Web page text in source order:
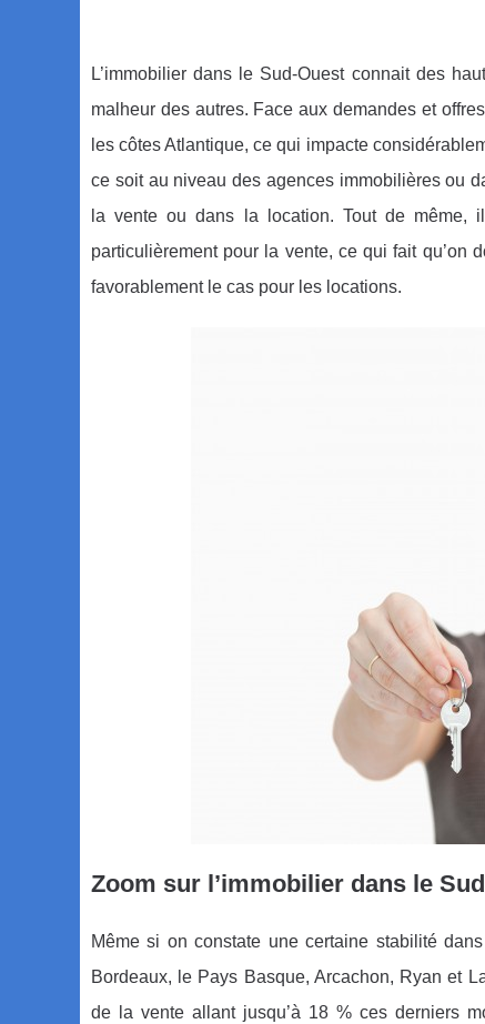
L’immobilier dans le Sud-Ouest connait des
malheur des autres. Face aux demandes et
les côtes Atlantique, ce qui impacte
ce soit au niveau des agences immobilières ou
la vente ou dans la location. Tout de même,
particulièrement pour la vente, ce qui fait qu’on
favorablement le cas pour les locations.
Zoom sur l’immobilier dans le
Même si on constate une certaine stabilité
Bordeaux, le Pays Basque, Arcachon, Ryan et
de la vente allant jusqu’à 18 % ces derniers